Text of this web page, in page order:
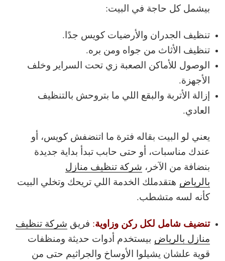
بيشمل كل حاجة في البيت:
تنظيف الجدران والأرضيات كويس جدًا.
تنظيف الأثاث من جواه ومن بره.
الوصول للأماكن الصعبة زي تحت السراير وخلف
الأجهزة.
إزالة الأتربة والبقع اللي ما بتروحش بالتنظيف
العادي.
يعني لو البيت بقاله فترة ما اتنضفش كويس، أو
عندك مناسبات، أو حتى حابب تبدأ بداية جديدة
بنضافة من الآخر، شركة تنظيف منازل
بالرياض هتقدملك الخدمة اللي تريحك وتخلي البيت
كأنه لسه متشطب.
تنضيف شامل لكل ركن وزاوية: فريق شركة تنظيف
منازل بالرياض بيستخدم أدوات حديثة ومنظفات
قوية علشان يشيلوا الأوساخ والجراثيم حتى من